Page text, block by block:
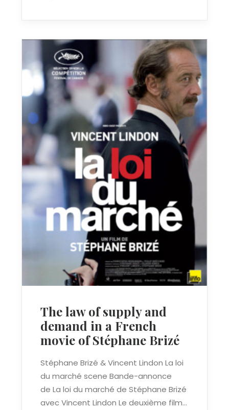
The law of supply and
demand in a French
movie of Stéphane Brizé
Stéphane Brizé & Vincent Lindon La loi
du marché scene Bande-annonce
de La loi du marché de Stéphane Brizé
avec Vincent Lindon Le deuxième film…